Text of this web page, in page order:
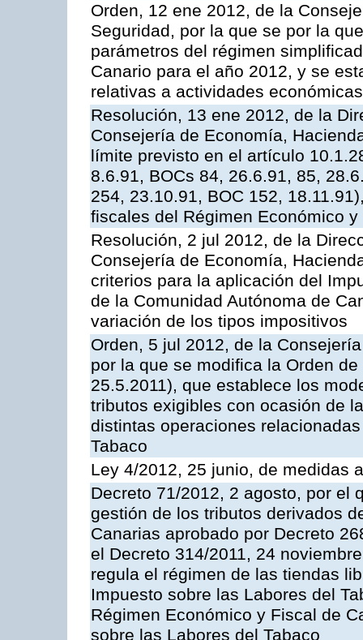
Orden, 12 ene 2012, de la
Seguridad, por la que se por la
parámetros del régimen
Canario para el año 2012, y se
relativas a actividades
Resolución, 13 ene 2012, de la
Consejería de Economía,
límite previsto en el artículo
8.6.91, BOCs 84, 26.6.91, 85,
254, 23.10.91, BOC 152,
fiscales del Régimen Económico
Resolución, 2 jul 2012, de la
Consejería de Economía,
criterios para la aplicación del
de la Comunidad Autónoma de
variación de los tipos impositivos
Orden, 5 jul 2012, de la
por la que se modifica la Orden
25.5.2011), que establece los
tributos exigibles con ocasión de
distintas operaciones
Tabaco
Ley 4/2012, 25 junio, de medidas
Decreto 71/2012, 2 agosto, por el
gestión de los tributos derivados
Canarias aprobado por Decreto
el Decreto 314/2011, 24
regula el régimen de las tiendas
Impuesto sobre las Labores del
Régimen Económico y Fiscal de
sobre las Labores del Tabaco